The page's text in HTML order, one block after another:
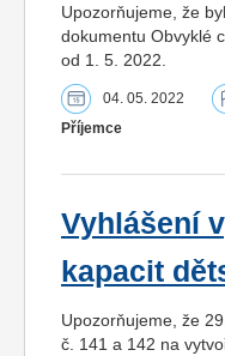
Upozorňujeme, že
dokumentu Obvyklé
od 1. 5. 2022.
04. 05. 2022
Příjemce
Vyhlášení
kapacit
Upozorňujeme, že
č. 141 a 142 na